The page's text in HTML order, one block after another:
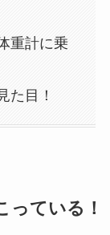
重計に乗
た目！
っている！